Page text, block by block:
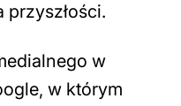
.
w
w którym